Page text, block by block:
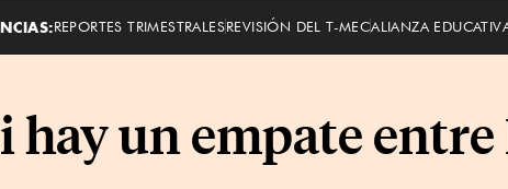
REPORTES TRIMESTRALESREVISIÓN DEL T-MECALIANZA
hay un empate